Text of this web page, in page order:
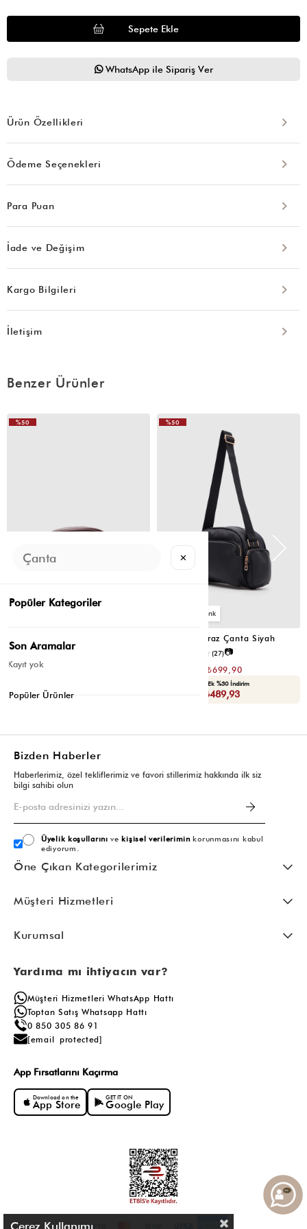
WhatsApp ile Sipariş Ver
Ürün Özellikleri
Ödeme Seçenekleri
Para Puan
İade ve Değişim
Kargo Bilgileri
İletişim
Benzer Ürünler
₺1.399,80
Sepette : ₺489,93
%50
Montes Çapraz Çanta Siyah
(27)📷
₺699,90
Seçili Ürünlerde Ek %30 İndirim
Sepette : ₺489,93
%50
Bizden Haberler
Haberlerimiz, özel tekliflerimiz ve favori stillerimiz hakkında ilk siz
bilgi sahibi olun
Üyelik koşullarını vekişisel verileriminkorunmasını kabul
ediyorum.
Öne Çıkan Kategorilerimiz
Müşteri Hizmetleri
Kurumsal
Yardıma mı ihtiyacın var?
Müşteri Hizmetleri WhatsApp Hattı
Toptan Satış Whatsapp Hattı
0 850 305 86 91
[email protected]
App Fırsatlarını Kaçırma
Download on the
App Store
GET IT ON
Google Play
Çerez Kullanımı
✕
Popüler Kategoriler
Son Aramalar
Kayıt yok
Popüler Ürünler